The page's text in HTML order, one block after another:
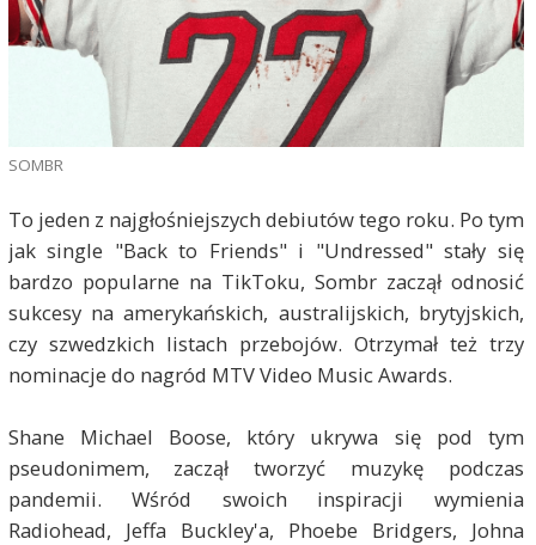
SOMBR
To jeden z najgłośniejszych debiutów tego roku. Po tym
jak single "Back to Friends" i "Undressed" stały się
bardzo popularne na TikToku, Sombr zaczął odnosić
sukcesy na amerykańskich, australijskich, brytyjskich,
czy szwedzkich listach przebojów. Otrzymał też trzy
nominacje do nagród MTV Video Music Awards.
Shane Michael Boose, który ukrywa się pod tym
pseudonimem, zaczął tworzyć muzykę podczas
pandemii. Wśród swoich inspiracji wymienia
Radiohead, Jeffa Buckley'a, Phoebe Bridgers, Johna